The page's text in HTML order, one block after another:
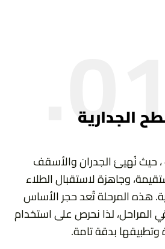
الجدارية
، حيث نُهيئ الجدران والأسقف
وجاهزة لاستقبال الطلاء
هذه المرحلة تُعد حجر الأساس
المراحل، لذا نحرص على استخدام
وتطبيقها بدقة تامة.